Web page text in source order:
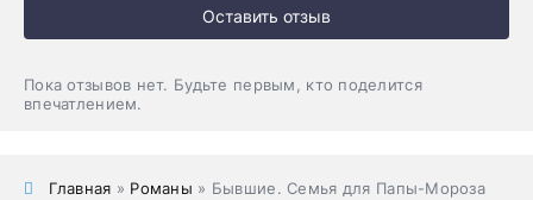
Оставить отзыв
Пока отзывов нет. Будьте первым, кто поделится
впечатлением.
Главная » Романы » Бывшие. Семья для Папы-Мороза